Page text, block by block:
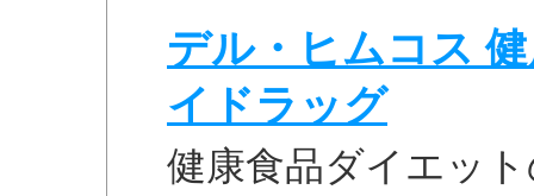
デル・ヒムコス
イドラッグ
健康食品ダイエッ